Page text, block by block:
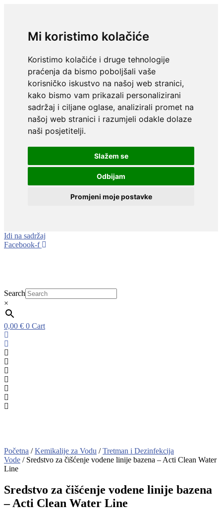
Mi koristimo kolačiće
Koristimo kolačiće i druge tehnologije
praćenja da bismo poboljšali vaše
korisničko iskustvo na našoj web stranici,
kako bismo vam prikazali personalizirani
sadržaj i ciljane oglase, analizirali promet na
našoj web stranici i razumjeli odakle dolaze
naši posjetitelji.
Slažem se
Odbijam
Promjeni moje postavke
Idi na sadržaj
Facebook-f
Search
×
0,00 € 0 Cart
Početna /Kemikalije za Vodu /Tretman i Dezinfekcija
Vode / Sredstvo za čišćenje vodene linije bazena – Acti Clean Water
Line
Sredstvo za čišćenje vodene linije bazena
– Acti Clean Water Line